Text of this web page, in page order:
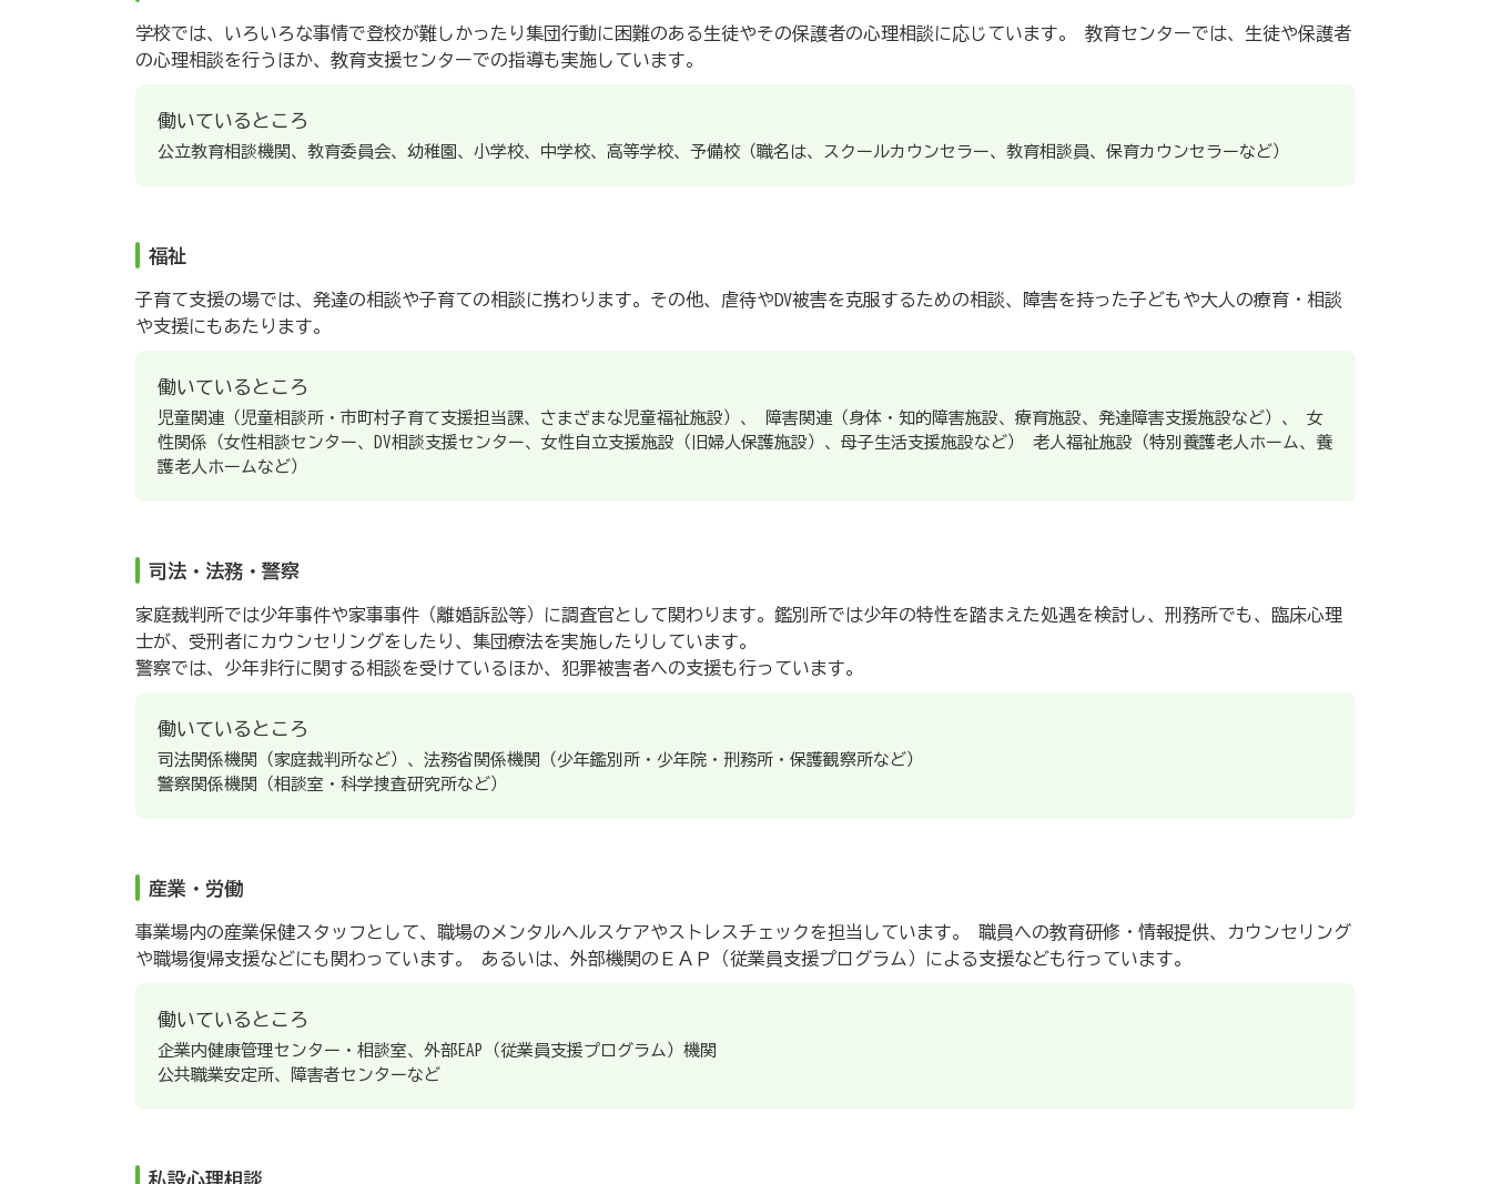
学校では、いろいろな事情で登校が難しかったり集団行動に困難のある生徒やその保護者の心理相談に応じています。 教育センターでは、生徒や保護者
の心理相談を行うほか、教育支援センターでの指導も実施しています。
働いているところ
公立教育相談機関、教育委員会、幼稚園、小学校、中学校、高等学校、予備校（職名は、スクールカウンセラー、教育相談員、保育カウンセラーなど）
福祉
子育て支援の場では、発達の相談や子育ての相談に携わります。その他、虐待やDV被害を克服するための相談、障害を持った子どもや大人の療育・相談
や支援にもあたります。
働いているところ
児童関連（児童相談所・市町村子育て支援担当課、さまざまな児童福祉施設）、 障害関連（身体・知的障害施設、療育施設、発達障害支援施設など）、 女
性関係（女性相談センター、DV相談支援センター、女性自立支援施設（旧婦人保護施設）、母子生活支援施設など） 老人福祉施設（特別養護老人ホーム、養
護老人ホームなど）
司法・法務・警察
家庭裁判所では少年事件や家事事件（離婚訴訟等）に調査官として関わります。鑑別所では少年の特性を踏まえた処遇を検討し、刑務所でも、臨床心理
士が、受刑者にカウンセリングをしたり、集団療法を実施したりしています。
警察では、少年非行に関する相談を受けているほか、犯罪被害者への支援も行っています。
働いているところ
司法関係機関（家庭裁判所など）、法務省関係機関（少年鑑別所・少年院・刑務所・保護観察所など）
警察関係機関（相談室・科学捜査研究所など）
産業・労働
事業場内の産業保健スタッフとして、職場のメンタルヘルスケアやストレスチェックを担当しています。 職員への教育研修・情報提供、カウンセリング
や職場復帰支援などにも関わっています。 あるいは、外部機関のＥＡＰ（従業員支援プログラム）による支援なども行っています。
働いているところ
企業内健康管理センター・相談室、外部EAP（従業員支援プログラム）機関
公共職業安定所、障害者センターなど
私設心理相談